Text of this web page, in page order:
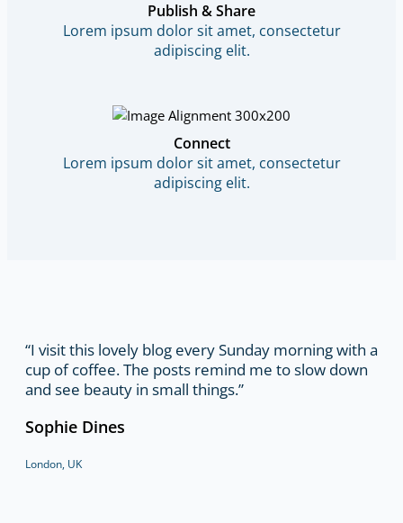
Publish & Share
Lorem ipsum dolor sit amet, consectetur
adipiscing elit.
Connect
Lorem ipsum dolor sit amet, consectetur
adipiscing elit.
“I visit this lovely blog every Sunday morning with a
cup of coffee. The posts remind me to slow down
and see beauty in small things.”
Sophie Dines
London, UK